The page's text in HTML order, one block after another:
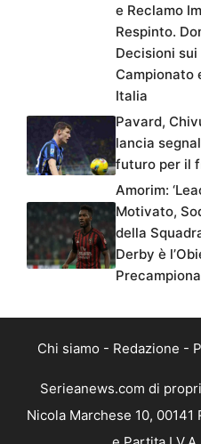
e Reclamo
Respinto.
Decisioni
Campionato
Italia
Pavard,
lancia
futuro per il
Amorim:
Motivato,
della
Derby è
Chi siamo - Redazione -
Serieanews.com di
Nicola Marchese 10, 00141